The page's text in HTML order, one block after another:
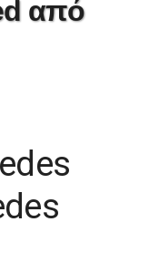
από